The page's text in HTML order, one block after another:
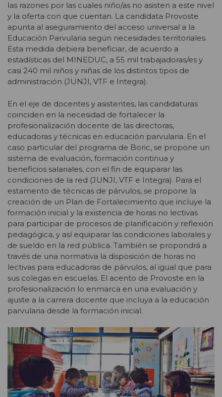
las razones por las cuales niño/as no asisten a este nivel
y la oferta con que cuentan. La candidata Provoste
apunta al aseguramiento del acceso universal a la
Educación Parvularia según necesidades territoriales.
Esta medida debiera beneficiar, de acuerdo a
estadísticas del MINEDUC, a 55 mil trabajadoras/es y
casi 240 mil niños y niñas de los distintos tipos de
administración (JUNJI, VTF e Integra).
En el eje de docentes y asistentes, las candidaturas
coinciden en la necesidad de fortalecer la
profesionalización docente de las directoras,
educadoras y técnicas en educación parvularia. En el
caso particular del programa de Boric, se propone un
sistema de evaluación, formación continua y
beneficios salariales, con el fin de equiparar las
condiciones de la red (JUNJI, VTF e Integra). Para el
estamento de técnicas de párvulos, se propone la
creación de un Plan de Fortalecimiento que incluye la
formación inicial y la existencia de horas no lectivas
para participar de procesos de planificación y reflexión
pedagógica, y así equiparar las condiciones laborales y
de sueldo en la red pública. También se propondrá a
través de una normativa la disposición de horas no
lectivas para educadoras de párvulos, al igual que para
sus colegas en escuelas. El acento de Provoste en la
profesionalización lo enmarca en una evaluación y
ajuste a la carrera docente que incluya a la educación
parvularia desde la formación inicial.